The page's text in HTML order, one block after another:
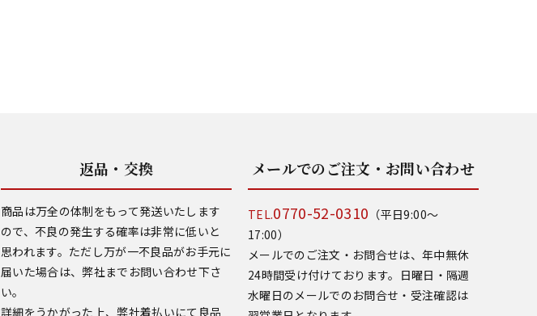
返品・交換
商品は万全の体制をもって発送いたします
ので、不良の発生する確率は非常に低いと
思われます。ただし万が一不良品がお手元に
届いた場合は、弊社までお問い合わせ下さ
い。
詳細をうかがった上、弊社着払いにて良品
メールでのご注文・お問い合わせ
TEL.0770-52-0310 （平日9:00～
17:00）
メールでのご注文・お問合せは、年中無休
24時間受け付けております。日曜日・隔週
水曜日のメールでのお問合せ・受注確認は